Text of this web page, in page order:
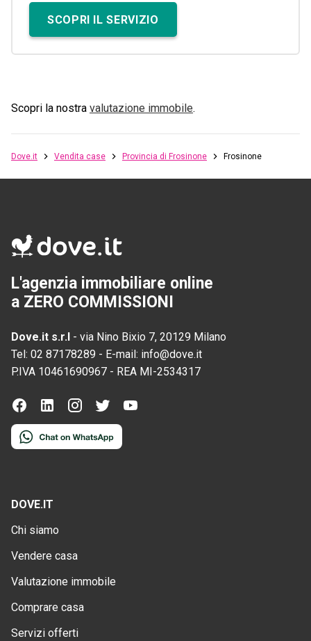
SCOPRI IL SERVIZIO
Scopri la nostra valutazione immobile.
Dove.it Vendita case Provincia di Frosinone Frosinone
L'agenzia immobiliare online
a ZERO COMMISSIONI
Dove.it s.r.l - via Nino Bixio 7, 20129 Milano
Tel: 02 87178289 - E-mail: info@dove.it
P.IVA 10461690967 - REA MI-2534317
DOVE.IT
Chi siamo
Vendere casa
Valutazione immobile
Comprare casa
Servizi offerti